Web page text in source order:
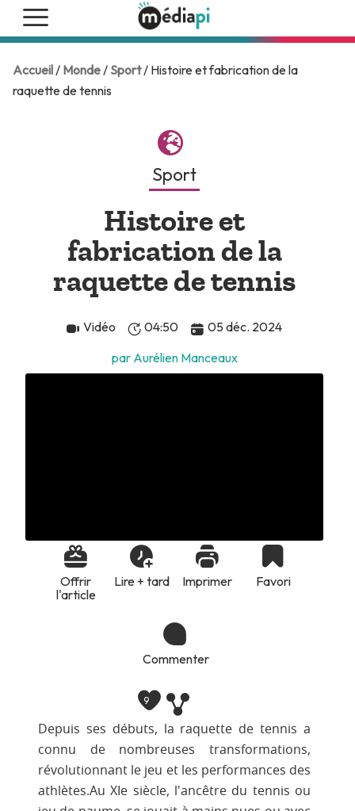
Accueil/ Monde/ Sport/ Histoire et fabrication de la
raquette de tennis
Sport
Histoire et
fabrication de la
raquette de tennis
Vidéo 04:50
05 déc. 2024
par Aurélien Manceaux
Offrir
l'article
Lire + tard Imprimer Favori
Commenter
9
Depuis ses débuts, la raquette de tennis a
connu de nombreuses transformations,
révolutionnant le jeu et les performances des
athlètes.Au XIe siècle, l'ancêtre du tennis ou